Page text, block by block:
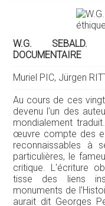
W.G. SEBALD.
DOCUMENTAIRE
Muriel PIC, Jürgen
Au cours de ces
devenu l'un des
mondialement
œuvre compte des
reconnaissables à
particulières, le
critique. L'écriture
tisse des liens
monuments de
aurait dit Georges